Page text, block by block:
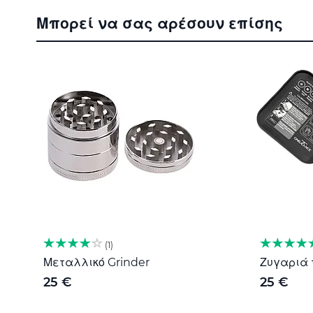
αρχή
της
Μπορεί να σας αρέσουν επίσης
1
Μεταλλικό Grinder
25 €
Ζυγαριά
25 €